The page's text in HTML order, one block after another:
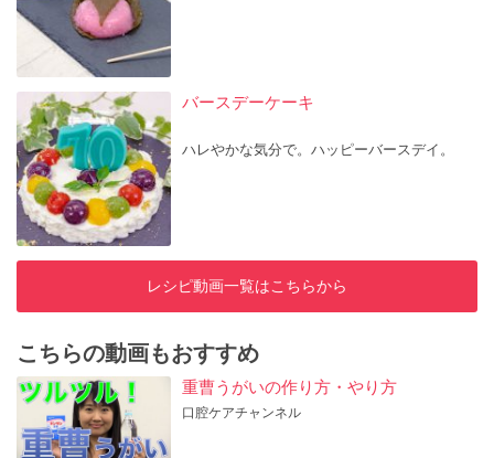
バースデーケーキ
ハレやかな気分で。ハッピーバースデイ。
レシピ動画一覧はこちらから
こちらの動画もおすすめ
重曹うがいの作り方・やり方
口腔ケアチャンネル